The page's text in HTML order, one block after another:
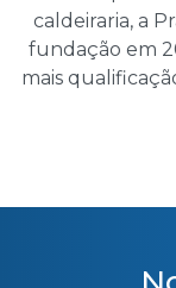
caldeiraria, a
fundação em
mais